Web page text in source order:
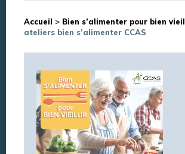
Accueil > Bien s’alimenter pour bien
ateliers bien s’alimenter CCAS